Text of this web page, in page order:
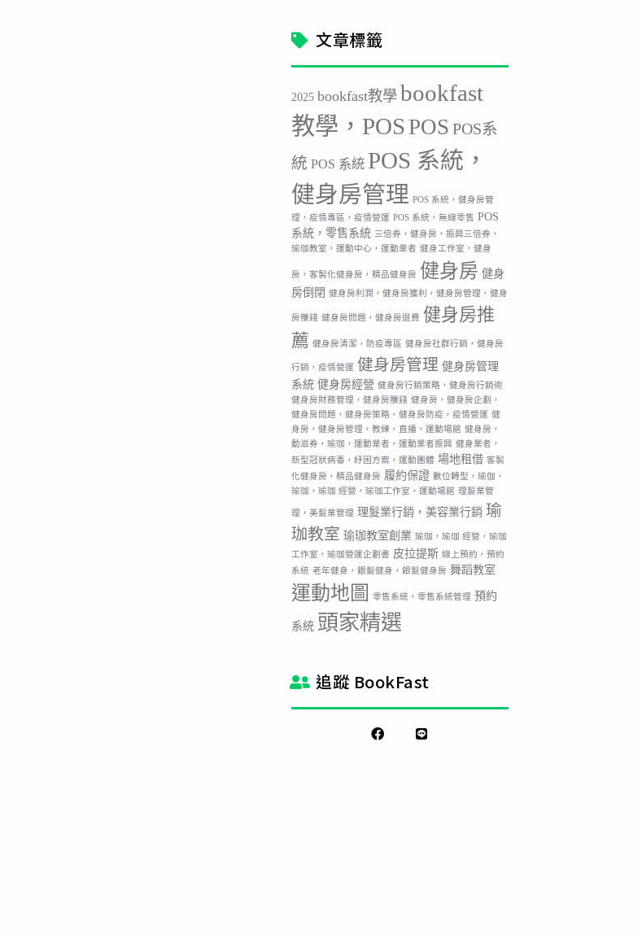
文章標籤
2025 bookfast教學 bookfast
教學，POS POS POS系
統 POS 系統 POS 系統，
健身房管理 POS 系統，健身房管
理，疫情專區，疫情營運 POS 系統，無線零售 POS
系統，零售系統 三倍券，健身房，振興三倍券，
瑜珈教室，運動中心，運動業者 健身工作室，健身
房，客製化健身房，精品健身房 健身房 健身
房倒閉 健身房利潤，健身房獲利，健身房管理，健身
房賺錢 健身房問題，健身房退費 健身房推
薦 健身房清潔，防疫專區 健身房社群行銷，健身房
行銷，疫情營運 健身房管理 健身房管理
系統 健身房經營 健身房行銷策略，健身房行銷術
健身房財務管理，健身房賺錢 健身房，健身房企劃，
健身房問題，健身房策略，健身房防疫，疫情營運 健
身房，健身房管理，教練，直播，運動場館 健身房，
動滋券，瑜珈，運動業者，運動業者振興 健身業者，
新型冠狀病毒，紓困方案，運動團體 場地租借 客製
化健身房，精品健身房 履約保證 數位轉型，瑜伽，
瑜珈，瑜珈 經營，瑜珈工作室，運動場館 理髮業管
理，美髮業管理 理髮業行銷，美容業行銷 瑜
珈教室 瑜珈教室創業 瑜珈，瑜珈 經營，瑜珈
工作室，瑜珈營運企劃書 皮拉提斯 線上預約，預約
系統 老年健身，銀髮健身，銀髮健身房 舞蹈教室
運動地圖 零售系統，零售系統管理 預約
系統 頭家精選
追蹤 BookFast